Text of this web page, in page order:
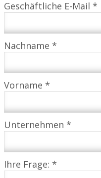
Geschäftliche E-Mail *
Nachname *
Vorname *
Unternehmen *
Ihre Frage: *